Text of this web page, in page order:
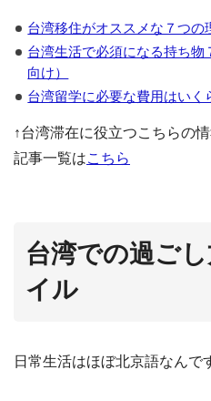
台湾移住がオススメな７つの
台湾生活で必須になる持ち
向け）
台湾留学に必要な費用はいく
↑台湾滞在に役立つこちらの
記事一覧はこちら
台湾での過ご
イル
日常生活はほぼ北京語なんで